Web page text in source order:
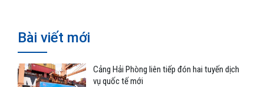
Bài viết mới
Cảng Hải Phòng liên tiếp đón hai tuyến dịch
vụ quốc tế mới